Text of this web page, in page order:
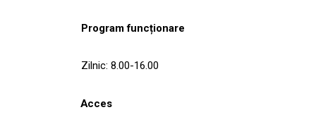
Program funcționare
Zilnic: 8.00-16.00
Acces